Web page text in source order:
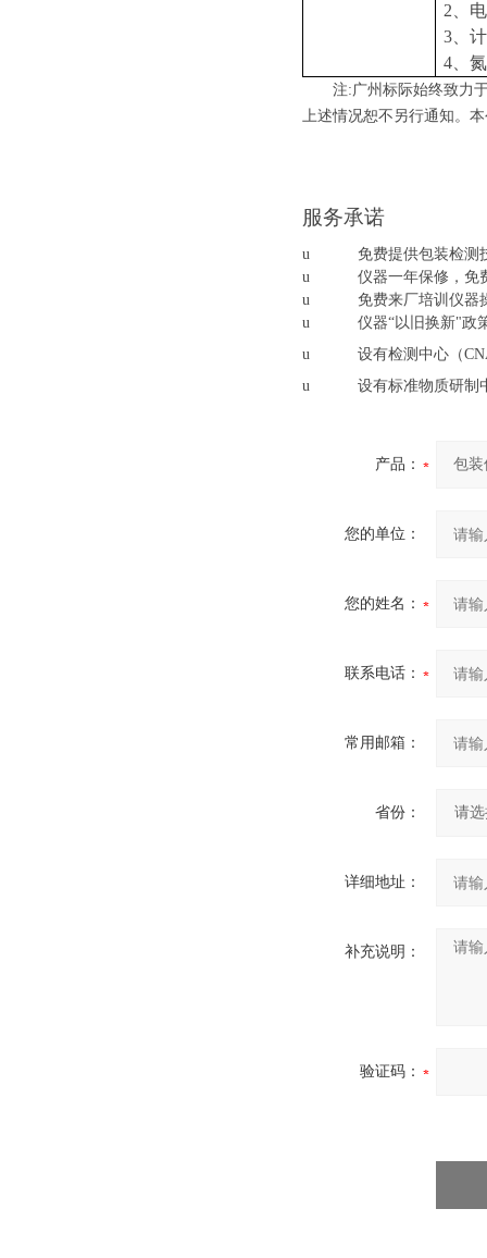
2、
3、
4、
注:广州 标际始终致力
上述情况恕不另行通知。
服务承诺
u
免费提供包装检测
u
仪器一年保修，免
u
免费来厂培训仪器
u
仪器“以旧换新"政
u
设有检测中心（
u
设有标准物质研制
产品：
您的单位：
您的姓名：
联系电话：
常用邮箱：
省份：
详细地址：
补充说明：
验证码：